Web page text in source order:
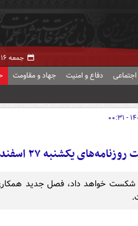
جمعه ۱۶ مرداد ۱۴۰۵ -
دفاع و امنیت جهاد و مقاومت
یکشنبه ۲۷ اسفند ۱۴۰۲
شکست خواهد داد، فصل جدید